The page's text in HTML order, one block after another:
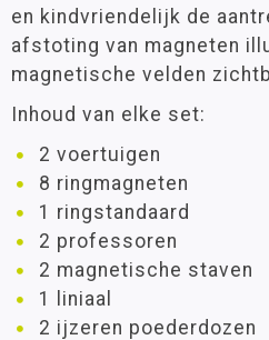
en kindvriendelijk de
afstoting van magneten
magnetische velden
Inhoud van elke set:
2 voertuigen
8 ringmagneten
1 ringstandaard
2 professoren
2 magnetische staven
1 liniaal
2 ijzeren poederdozen